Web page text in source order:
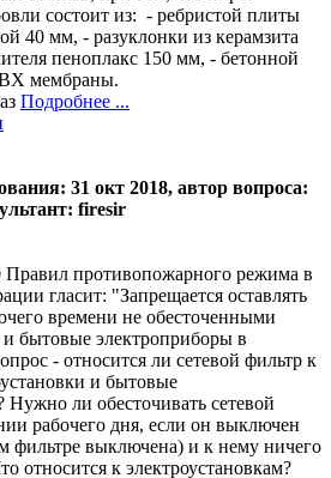
состоит из: - ребристой плиты
40 мм, - разуклонки из керамзита
пеноплакс 150 мм, - бетонной
мембраны.
Подробнее ...
31 окт 2018, автор вопроса:
firesir
Правил противопожарного режима в
гласит: "Запрещается оставлять
времени не обесточенными
и бытовые электроприборы в
- относится ли сетевой фильтр к
и бытовые
Нужно ли обесточивать сетевой
рабочего дня, если он выключен
фильтре выключена) и к нему ничего
относится к электроустановкам?